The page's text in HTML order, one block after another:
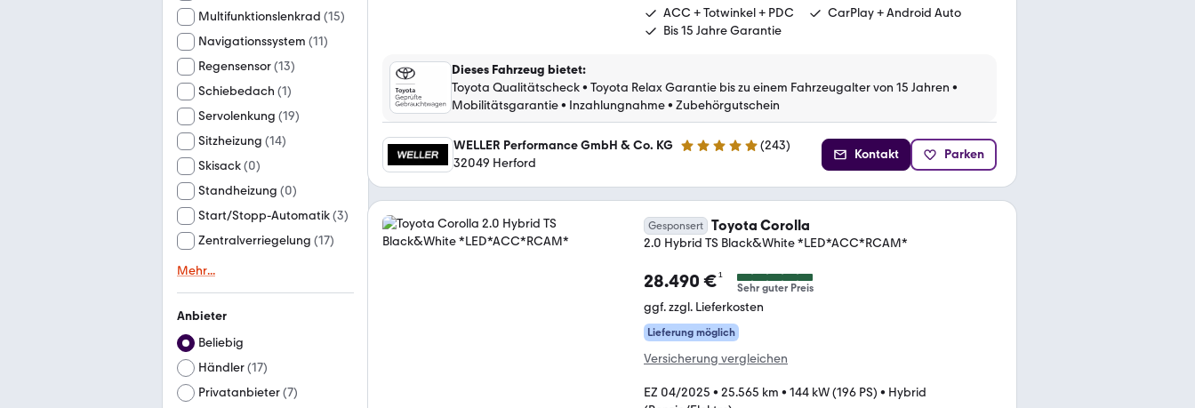
Multifunktionslenkrad (15)
Navigationssystem (11)
Regensensor(13)
Schiebedach (1)
Servolenkung (19)
Sitzheizung (14)
Skisack(0)
Standheizung (0)
Start/Stopp-Automatik(3)
Zentralverriegelung (17)
Mehr...
Anbieter
Beliebig
Händler(17)
Privatanbieter(7)
ACC + Totwinkel + PDC
CarPlay + Android Auto
Bis 15 Jahre Garantie
Dieses Fahrzeug bietet:
Toyota Qualitätscheck• Toyota Relax Garantie bis zu einem Fahrzeugalter von 15 Jahren •
Mobilitätsgarantie• Inzahlungnahme• Zubehörgutschein
WELLER Performance GmbH & Co. KG 4.8 Sterne (243)
32049 Herford
Kontakt Parken
Gesponsert Toyota Corolla
2.0 Hybrid TS Black&White *LED*ACC*RCAM*
28.490 €¹
Sehr guter Preis
ggf. zzgl. Lieferkosten
Lieferung möglich
Versicherung vergleichen
EZ 04/2025 • 25.565 km • 144 kW (196 PS) • Hybrid